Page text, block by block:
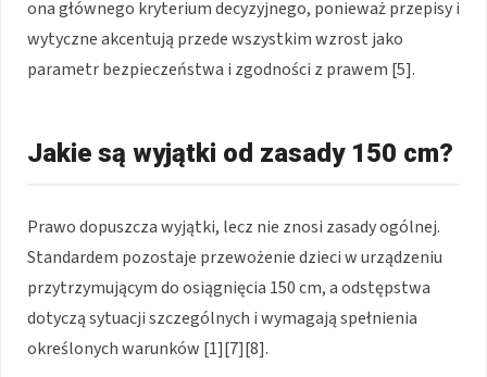
ona głównego kryterium decyzyjnego, ponieważ przepisy i
wytyczne akcentują przede wszystkim wzrost jako
parametr bezpieczeństwa i zgodności z prawem [5].
Jakie są wyjątki od zasady 150 cm?
Prawo dopuszcza wyjątki, lecz nie znosi zasady ogólnej.
Standardem pozostaje przewożenie dzieci w urządzeniu
przytrzymującym do osiągnięcia 150 cm, a odstępstwa
dotyczą sytuacji szczególnych i wymagają spełnienia
określonych warunków [1][7][8].